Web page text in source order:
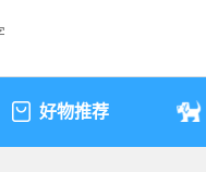
好物推荐